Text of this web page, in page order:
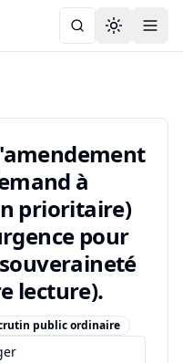
Toggle
à
prioritaire)
pour
lecture).
public ordinaire